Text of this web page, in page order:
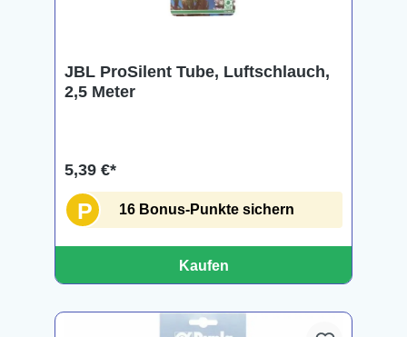
JBL ProSilent Tube, Luftschlauch,
2,5 Meter
5,39 €*
P 16 Bonus-Punkte sichern
Kaufen